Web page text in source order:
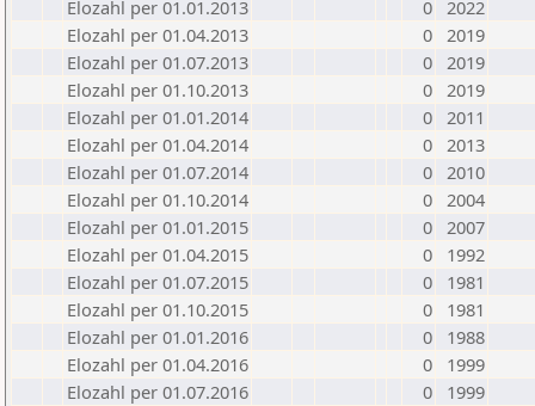
Elozahl per 01.01.2013
0 2022
Elozahl per 01.04.2013
0 2019
Elozahl per 01.07.2013
0 2019
Elozahl per 01.10.2013
0 2019
Elozahl per 01.01.2014
0 2011
Elozahl per 01.04.2014
0 2013
Elozahl per 01.07.2014
0 2010
Elozahl per 01.10.2014
0 2004
Elozahl per 01.01.2015
0 2007
Elozahl per 01.04.2015
0
1992
Elozahl per 01.07.2015
0
1981
Elozahl per 01.10.2015
0
1981
Elozahl per 01.01.2016
0
1988
Elozahl per 01.04.2016
0
1999
Elozahl per 01.07.2016
0
1999